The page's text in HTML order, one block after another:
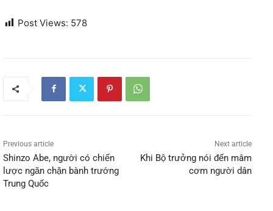
Post Views: 578
Previous article
Shinzo Abe, người có chiến
lược ngăn chặn bành trướng
Trung Quốc
Next article
Khi Bộ trưởng nói đến mâm
cơm người dân